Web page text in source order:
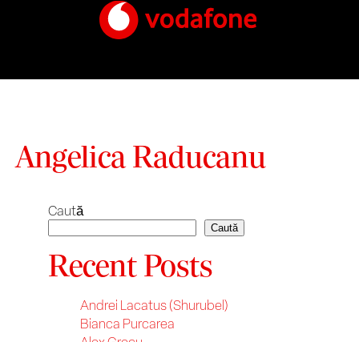
Angelica Raducanu
Caută
Caută
Recent Posts
Andrei Lacatus (Shurubel)
Bianca Purcarea